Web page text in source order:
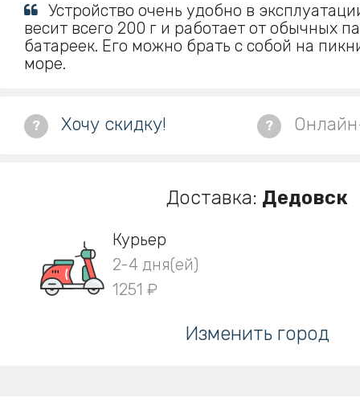
Устройство очень удобно в
весит всего 200 г и работает от обычных
батареек. Его можно брать с собой на
море.
? Хочу скидку! ?
Доставка: Дедовск
Курьер
2-4 дня(ей)
1251 ₽
Изменить город